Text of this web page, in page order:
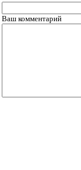
Ваш комментарий